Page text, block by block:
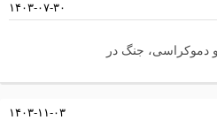
۱۴۰۳-۰۷-۳۰
و دموکراسی، جنگ در
۱۴۰۳-۱۱-۰۳